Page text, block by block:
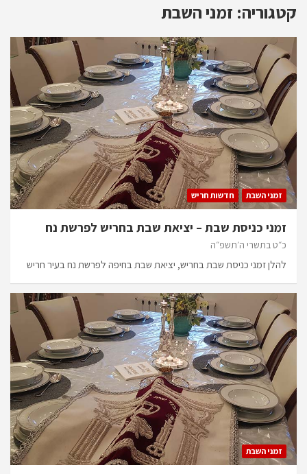
קטגוריה: זמני השבת
זמני השבת חדשות חריש
זמני כניסת שבת – יציאת שבת בחריש לפרשת נח
כ״ט בתשרי ה׳תשפ״ה
להלן זמני כניסת שבת בחריש, יציאת שבת בחיפה לפרשת נח בעיר חריש
זמני השבת